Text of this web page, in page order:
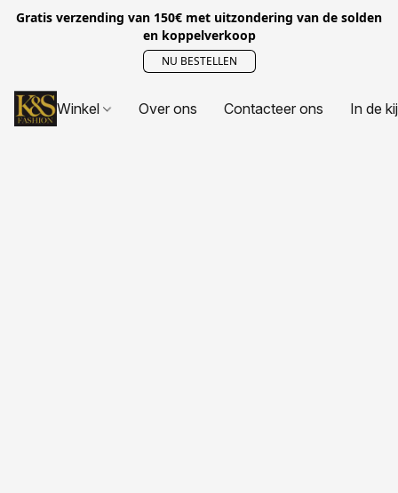
Gratis verzending van 150€ met uitzondering van de solden
en koppelverkoop
NU BESTELLEN
Winkel Over ons Contacteer ons In de